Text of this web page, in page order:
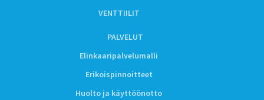
VENTTIILIT
PALVELUT
Elinkaaripalvelumalli
Erikoispinnoitteet
Huolto ja käyttöönotto